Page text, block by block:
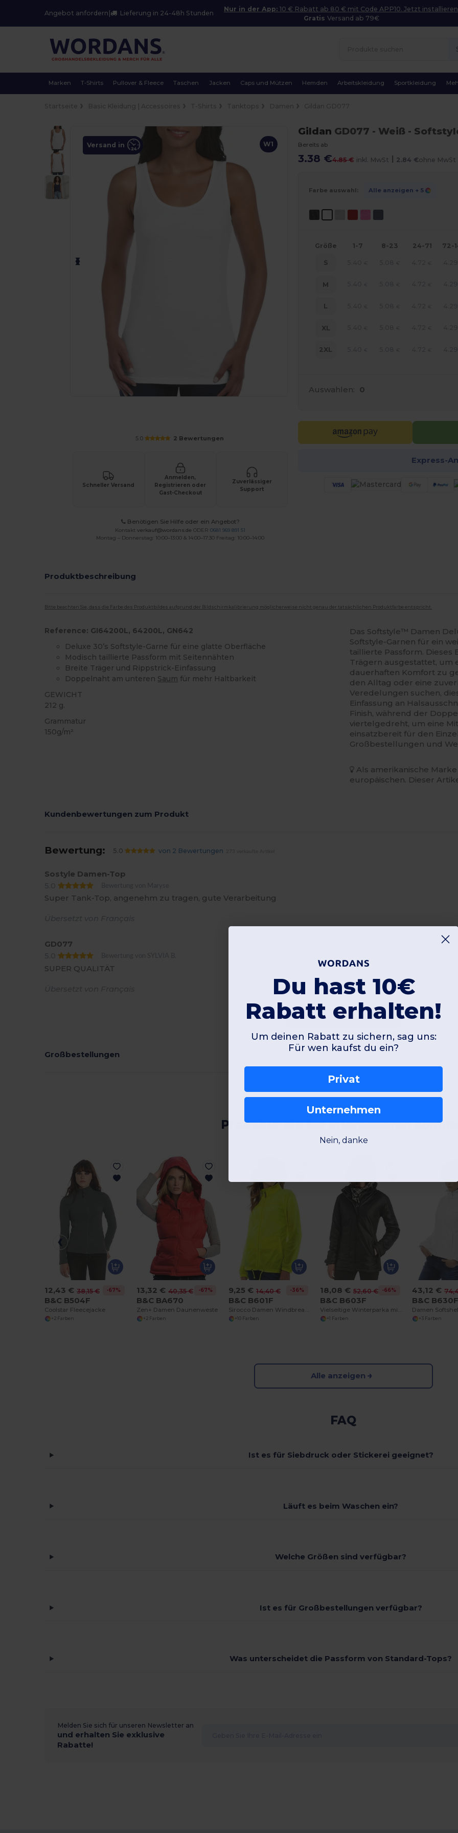
Angebot anfordern Lieferung in 24-48h Stunden
Nur in der App: 10 € Rabatt ab 80 € mit Code APP10. Jetzt
GratisVersand ab 79€
Marken T-Shirts Pullover & Fleece Taschen Jacken Caps und Mützen Hemden Arbeitskleidung Sportkleidung
W1
Versand in
5.0 2 Bewertungen
Schneller Versand
Anmelden,
Registrieren oder
Gast-Checkout
Zuverlässiger
Support
Benötigen Sie Hilfe oder ein Angebot?
Kontaktverkauf@wordans.de ODER0681 969 891 51
Montag – Donnerstag: 10:00–13:00 & 14:00–17:30 Freitag: 10:00–14:00
Gildan GD077 - Weiß -
Bereits ab
3.38 €4.85 € inkl. MwSt | 2.84 €ohne MwSt
Farbe auswahl: Alle anzeigen + 5
Größe 1-7 8-23 24-71 72-
S
M
L
XL
2XL
Auswahlen: 0
Express-
Produktbeschreibung
Bitte beachten Sie, dass die Farbe des Produktbildes aufgrund der Bildschirmkalibrierung möglicherweise nicht genau der tatsächlichen Produktfarbe entspricht.
Reference: GI64200L, 64200L, GN642
Deluxe 30’s Softstyle-Garne für eine glatte Oberfläche
Modisch taillierte Passform mit Seitennähten
Breite Träger und Rippstrick-Einfassung
Doppelnaht am unteren Saum für mehr Haltbarkeit
GEWICHT
212 g.
Grammatur
150g/m²
Das Softstyle™ Damen
Softstyle-Garnen für ein
taillierte Passform. Dieses
Trägern ausgestattet, um
dauerhaften Komfort zu
den Alltag oder eine
Veredelungen suchen,
Einfassung an
Finish, während der
viertelgedreht, um eine
einsatzbereit für den
Großbestellungen und
Als amerikanische
europäischen. Dieser
Kundenbewertungen zum Produkt
Bewertung: 5.0 von 2 Bewertungen
Sostyle Damen-Top
5.0
Super Tank-Top, angenehm zu tragen, gute Verarbeitung
GD077
5.0
SUPER QUALITÄT
Kommentar hinzufügen
Großbestellungen
Produkte die Sie interessieren
12,43 € 38,15 € -67%
B&C B504F
Coolstar Fleecejacke
+2 Farben
13,32 € 40,35 € -67%
B&C BA670
Zen+ Damen Daunenweste
+2 Farben
9,25 € 14,40 € -36%
B&C B601F
+10 Farben
18,08 € 52,60 € -66%
B&C B603F
+1 Farben
43,12 €
B&C
+3 Farben
Alle anzeigen
FAQ
Ist es für Siebdruck oder Stickerei geeignet?
Läuft es beim Waschen ein?
Welche Größen sind verfügbar?
Ist es für Großbestellungen verfügbar?
Was unterscheidet die Passform von Standard-Tops?
Melden Sie sich für unseren Newsletter an
und erhalten Sie exklusive
Rabatte!
Du hast 10€
Rabatt erhalten!
Um deinen Rabatt zu sichern, sag uns:
Für wen kaufst du ein?
Privat
Unternehmen
Nein, danke